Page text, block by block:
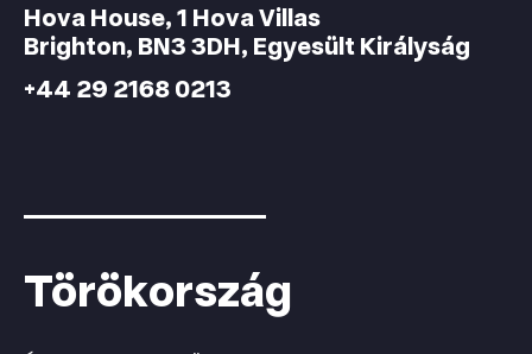
Hova House, 1 Hova Villas
Brighton, BN3 3DH, Egyesült Királyság
+44 29 2168 0213
Törökország